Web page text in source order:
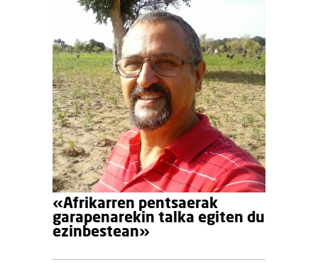
«Afrikarren pentsaerak
garapenarekin talka egiten du
ezinbestean»